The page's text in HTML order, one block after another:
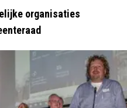
organisaties